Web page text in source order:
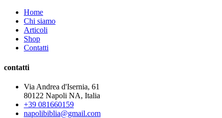
Home
Chi siamo
Articoli
Shop
Contatti
contatti
Via Andrea d'Isernia, 61
80122 Napoli NA, Italia
+39 081660159
napolibiblia@gmail.com